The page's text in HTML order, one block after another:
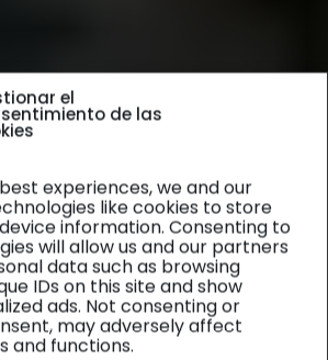
el
de las
experiences, we and our
like cookies to store
information. Consenting to
will allow us and our partners
data such as browsing
IDs on this site and show
ads. Not consenting or
may adversely affect
and functions.